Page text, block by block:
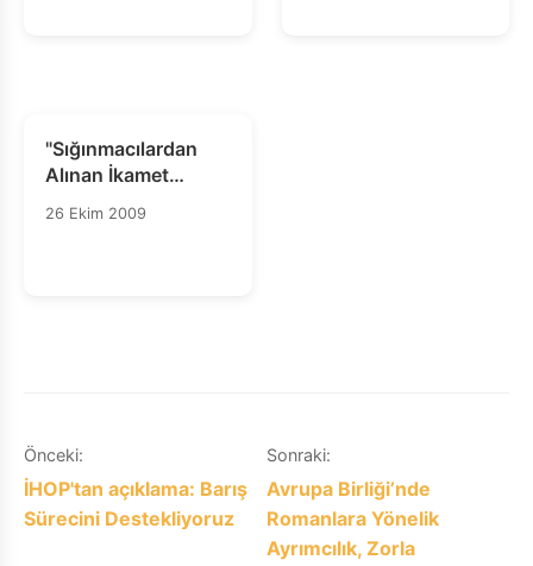
"Sığınmacılardan
Alınan İkamet
Harçları: Harç mı?
26 Ekim 2009
Yazı
gezinmesi
Önceki:
İHOP'tan açıklama: Barış
Sürecini Destekliyoruz
Sonraki:
Avrupa Birliği’nde
Romanlara Yönelik
Ayrımcılık, Zorla